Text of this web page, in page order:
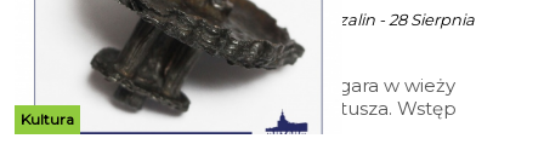
Kultura
Ala za Muzeum Koszalin - 28 Sierpnia
2019 godz. 12:53
Koło zębate z zegara w wieży
koszalińskiego ratusza. Wstęp
bezpłatny.